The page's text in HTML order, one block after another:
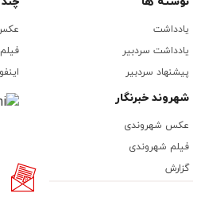
یادداشت
یادداشت سردبیر
پیشنهاد سردبیر
فیلم
شهروند خبرنگار
عکس شهروندی
فیلم شهروندی
گزارش